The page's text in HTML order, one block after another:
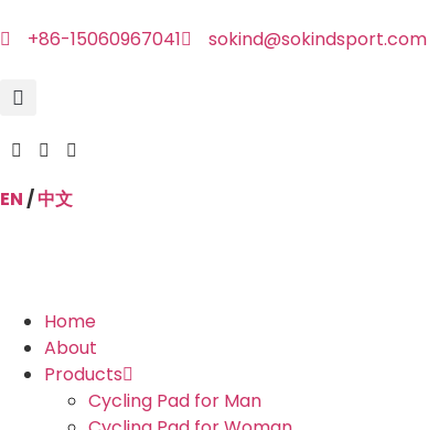
+86-15060967041 sokind@sokindsport.com
EN/中文
Home
About
Products
Cycling Pad for Man